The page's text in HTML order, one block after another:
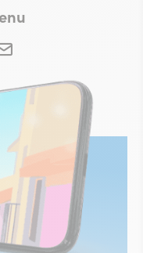
(nouvelle fenêtre)
X / Twitter (nouvelle
sur WhatsApp
Partager par mail